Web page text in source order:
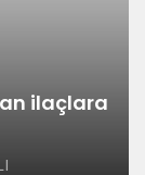
ilaçlara